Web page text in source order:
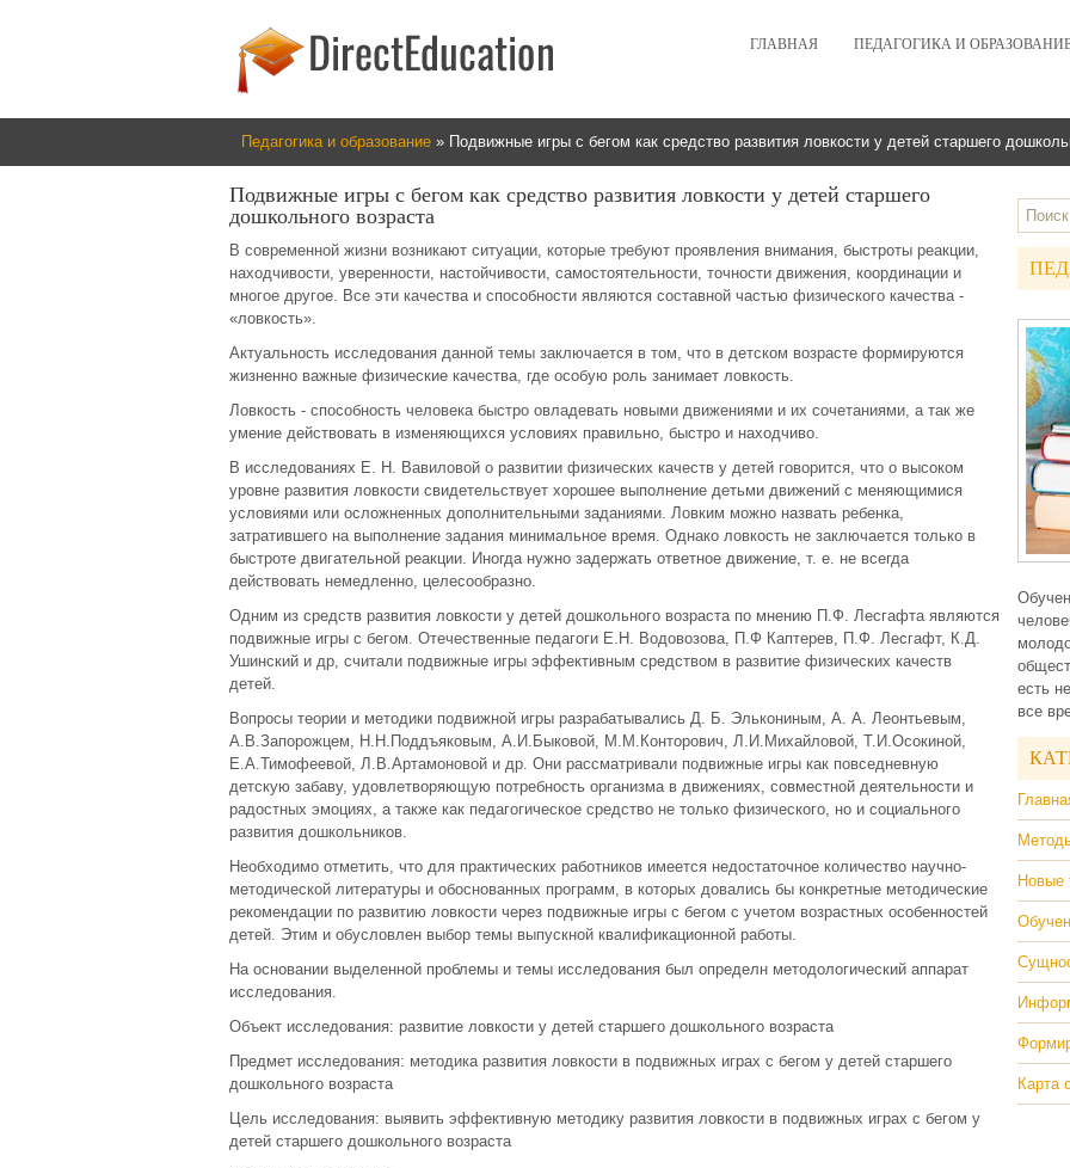
ГЛАВНАЯ ПЕДАГОГИКА И
Педагогика и образование » Подвижные игры с бегом как средство развития ловкости у детей старшего
Подвижные игры с бегом как средство развития ловкости у детей старшего
дошкольного возраста
В современной жизни возникают ситуации, которые требуют проявления внимания, быстроты реакции,
находчивости, уверенности, настойчивости, самостоятельности, точности движения, координации и
многое другое. Все эти качества и способности являются составной частью физического качества -
«ловкость».
Актуальность исследования данной темы заключается в том, что в детском возрасте формируются
жизненно важные физические качества, где особую роль занимает ловкость.
Ловкость - способность человека быстро овладевать новыми движениями и их сочетаниями, а так же
умение действовать в изменяющихся условиях правильно, быстро и находчиво.
В исследованиях Е. Н. Вавиловой о развитии физических качеств у детей говорится, что о высоком
уровне развития ловкости свидетельствует хорошее выполнение детьми движений с меняющимися
условиями или осложненных дополнительными заданиями. Ловким можно назвать ребенка,
затратившего на выполнение задания минимальное время. Однако ловкость не заключается только в
быстроте двигательной реакции. Иногда нужно задержать ответное движение, т. е. не всегда
действовать немедленно, целесообразно.
Одним из средств развития ловкости у детей дошкольного возраста по мнению П.Ф. Лесгафта являются
подвижные игры с бегом. Отечественные педагоги Е.Н. Водовозова, П.Ф Каптерев, П.Ф. Лесгафт, К.Д.
Ушинский и др, считали подвижные игры эффективным средством в развитие физических качеств
детей.
Вопросы теории и методики подвижной игры разрабатывались Д. Б. Элькониным, А. А. Леонтьевым,
А.В.Запорожцем, Н.Н.Поддъяковым, А.И.Быковой, М.М.Конторович, Л.И.Михайловой, Т.И.Осокиной,
Е.А.Тимофеевой, Л.В.Артамоновой и др. Они рассматривали подвижные игры как повседневную
детскую забаву, удовлетворяющую потребность организма в движениях, совместной деятельности и
радостных эмоциях, а также как педагогическое средство не только физического, но и социального
развития дошкольников.
Необходимо отметить, что для практических работников имеется недостаточное количество научно-
методической литературы и обоснованных программ, в которых довались бы конкретные методические
рекомендации по развитию ловкости через подвижные игры с бегом с учетом возрастных особенностей
детей. Этим и обусловлен выбор темы выпускной квалификационной работы.
На основании выделенной проблемы и темы исследования был определн методологический аппарат
исследования.
Объект исследования: развитие ловкости у детей старшего дошкольного возраста
Предмет исследования: методика развития ловкости в подвижных играх с бегом у детей старшего
дошкольного возраста
Цель исследования: выявить эффективную методику развития ловкости в подвижных играх с бегом у
детей старшего дошкольного возраста
есть
все
Новые
Карта